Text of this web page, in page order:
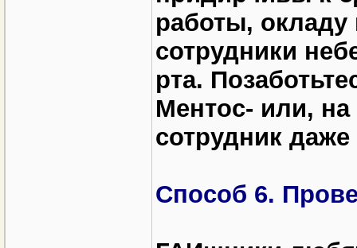
работы, окладу
сотрудники
рта.
Ментос- или,
сотрудник даже
Способ 6.